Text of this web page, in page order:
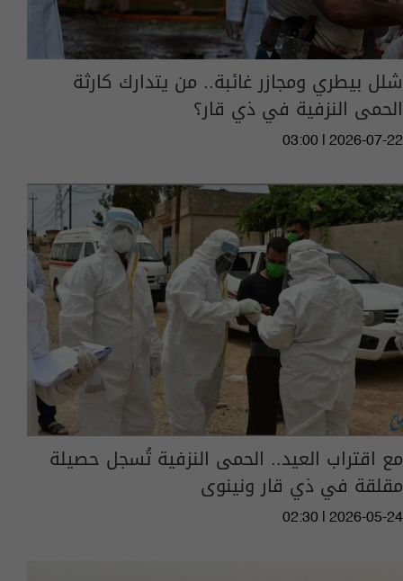
شلل بيطري ومجازر غائبة.. من يتدارك كارثة
الحمى النزفية في ذي قار؟
03:00 | 2026-07-22
مع اقتراب العيد.. الحمى النزفية تُسجل حصيلة
مقلقة في ذي قار ونينوى
02:30 | 2026-05-24